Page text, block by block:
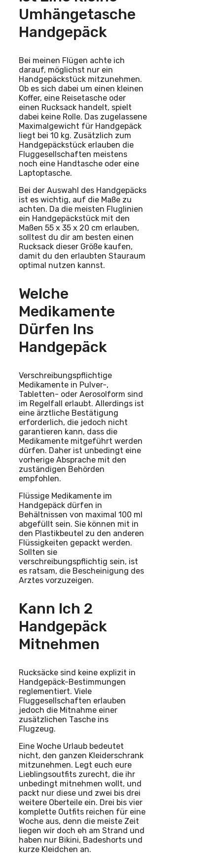
Umhängetasche
Handgepäck
Bei meinen Flügen achte ich
darauf, möglichst nur ein
Handgepäckstück mitzunehmen.
Ob es sich dabei um einen kleinen
Koffer, eine Reisetasche oder
einen Rucksack handelt, spielt
dabei keine Rolle. Das zugelassene
Maximalgewicht für Handgepäck
liegt bei 10 kg. Zusätzlich zum
Handgepäckstück erlauben die
Fluggesellschaften meistens
noch eine Handtasche oder eine
Laptoptasche.
Bei der Auswahl des Handgepäcks
ist es wichtig, auf die Maße zu
achten. Da die meisten Fluglinien
ein Handgepäckstück mit den
Maßen 55 x 35 x 20 cm erlauben,
solltest du dir am besten einen
Rucksack dieser Größe kaufen,
damit du den erlaubten Stauraum
optimal nutzen kannst.
Welche
Medikamente
Dürfen Ins
Handgepäck
Verschreibungspflichtige
Medikamente in Pulver-,
Tabletten- oder Aerosolform sind
im Regelfall erlaubt. Allerdings ist
eine ärztliche Bestätigung
erforderlich, die jedoch nicht
garantieren kann, dass die
Medikamente mitgeführt werden
dürfen. Daher ist unbedingt eine
vorherige Absprache mit den
zuständigen Behörden
empfohlen.
Flüssige Medikamente im
Handgepäck dürfen in
Behältnissen von maximal 100 ml
abgefüllt sein. Sie können mit in
den Plastikbeutel zu den anderen
Flüssigkeiten gepackt werden.
Sollten sie
verschreibungspflichtig sein, ist
es ratsam, die Bescheinigung des
Arztes vorzuzeigen.
Kann Ich 2
Handgepäck
Mitnehmen
Rucksäcke sind keine explizit in
Handgepäck-Bestimmungen
reglementiert. Viele
Fluggesellschaften erlauben
jedoch die Mitnahme einer
zusätzlichen Tasche ins
Flugzeug.
Eine Woche Urlaub bedeutet
nicht, den ganzen Kleiderschrank
mitzunehmen. Legt euch eure
Lieblingsoutfits zurecht, die ihr
unbedingt mitnehmen wollt, und
packt nur diese und zwei bis drei
weitere Oberteile ein. Drei bis vier
komplette Outfits reichen für eine
Woche aus, denn die meiste Zeit
liegen wir doch eh am Strand und
haben nur Bikini, Badeshorts und
kurze Kleidchen an.